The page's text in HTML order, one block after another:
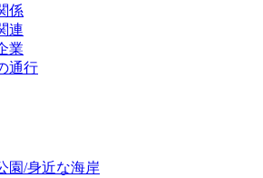
係
連
業
通行
園/身近な海岸